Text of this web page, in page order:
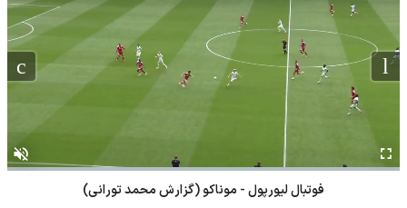
فوتبال لیورپول - موناکو (گزارش محمد تورانی)